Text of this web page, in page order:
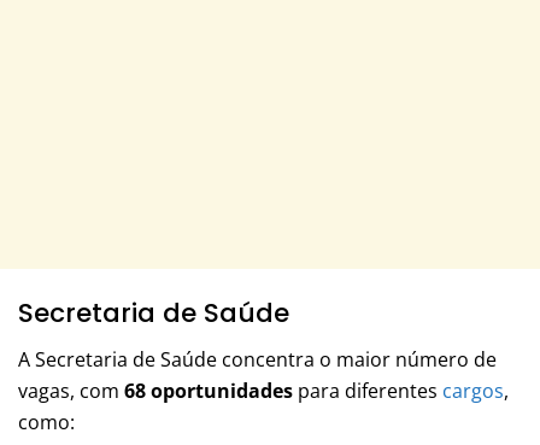
Secretaria de Saúde
A Secretaria de Saúde concentra o maior número de
vagas, com 68 oportunidades para diferentes cargos,
como: